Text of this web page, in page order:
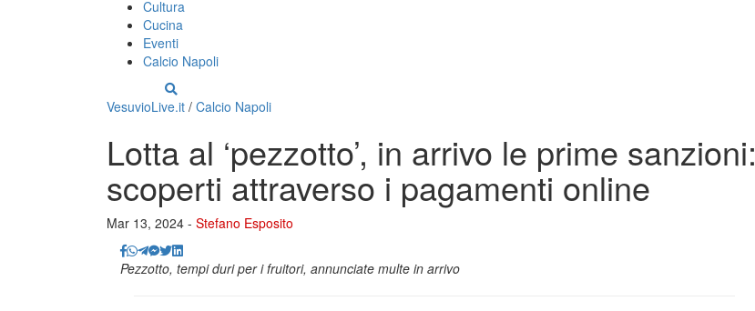
Cultura
Cucina
Eventi
Calcio Napoli
VesuvioLive.it / Calcio Napoli
Lotta al ‘pezzotto’, in arrivo le prime sanzioni:
scoperti attraverso i pagamenti online
Mar 13, 2024 - Stefano Esposito
Pezzotto, tempi duri per i fruitori, annunciate multe in arrivo